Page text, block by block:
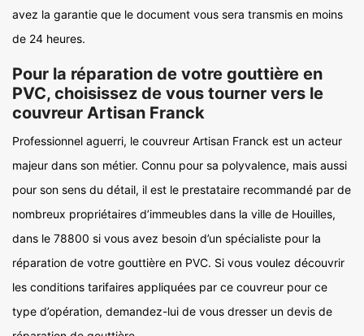
avez la garantie que le document vous sera transmis en moins
de 24 heures.
Pour la réparation de votre gouttière en
PVC, choisissez de vous tourner vers le
couvreur Artisan Franck
Professionnel aguerri, le couvreur Artisan Franck est un acteur
majeur dans son métier. Connu pour sa polyvalence, mais aussi
pour son sens du détail, il est le prestataire recommandé par de
nombreux propriétaires d’immeubles dans la ville de Houilles,
dans le 78800 si vous avez besoin d’un spécialiste pour la
réparation de votre gouttière en PVC. Si vous voulez découvrir
les conditions tarifaires appliquées par ce couvreur pour ce
type d’opération, demandez-lui de vous dresser un devis de